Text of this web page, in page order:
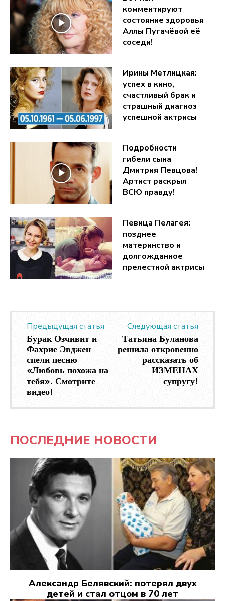
комментируют
состояние здоровья
Аллы Пугачёвой её
соседи!
Ирины Метлицкая:
успех в кино,
счастливый брак и
страшный диагноз
успешной актрисы
Подробности
гибели сына
Дмитрия Певцова!
Артист раскрыл
ВСЮ правду!
Певица Пелагея:
позднее
материнство и
долгожданное
прелестной актрисы
Предыдущая статья
Бурак Озчивит и
Фахрие Эвджен
спели песню
«Любовь похожа на
тебя». Смотрите
видео!
Следующая статья
Татьяна Буланова
решила откровенно
рассказать об
ИЗМЕНАХ
супругу!
ПОСЛЕДНИЕ НОВОСТИ
Александр Белявский: потерял двух
детей и стал отцом в 70 лет